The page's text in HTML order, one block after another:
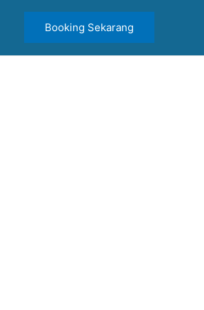
Booking Sekarang